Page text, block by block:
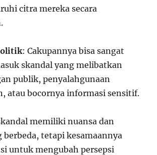
citra mereka secara
: Cakupannya bisa sangat
skandal yang melibatkan
publik, penyalahgunaan
atau bocornya informasi sensitif.
memiliki nuansa dan
berbeda, tetapi kesamaannya
untuk mengubah persepsi